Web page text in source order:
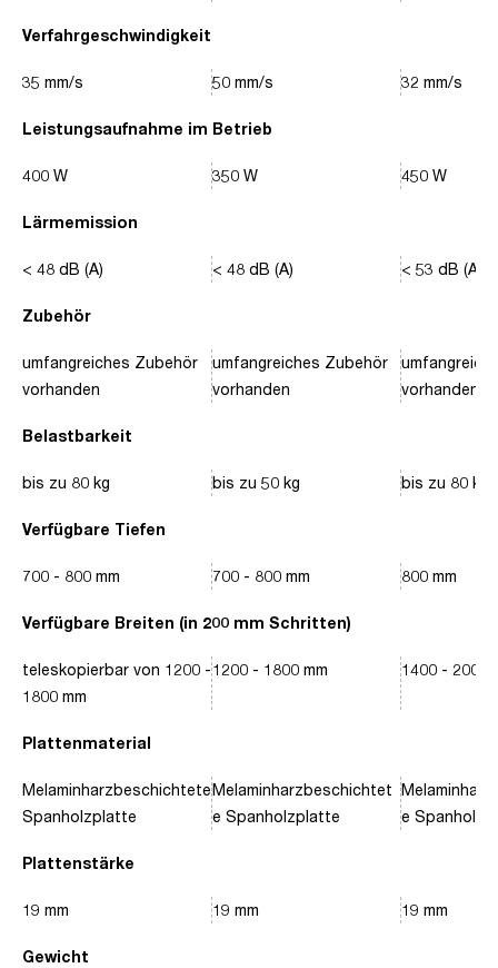
Verfahrgeschwindigkeit
Leistungsaufnahme im Betrieb
Lärmemission
Zubehör
Belastbarkeit
Verfügbare Tiefen
Verfügbare Breiten (in 200 mm Schritten)
Plattenmaterial
Plattenstärke
Gewicht
35 mm/s
400 W
< 48 dB (A)
umfangreiches Zubehör
vorhanden
bis zu 80 kg
700 - 800 mm
teleskopierbar von 1200 -
1800 mm
Melaminharzbeschichtete
Spanholzplatte
19 mm
50 mm/s
350 W
< 48 dB (A)
umfangreiches Zubehör
vorhanden
bis zu 50 kg
700 - 800 mm
1200 - 1800 mm
Melaminharzbeschichtet
e Spanholzplatte
19 mm
32 mm/s
450 W
< 53 dB (A)
vorhanden
bis zu 80 kg
800 mm
1400 - 2000
e
19 mm